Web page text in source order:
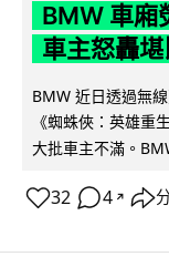
BMW 車廂
車主怒轟
BMW 近日透過無
《蜘蛛俠：英雄重
大批車主不滿。
32 4 ↗